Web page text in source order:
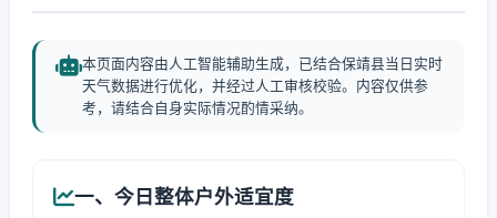
本页面内容由人工智能辅助生成，已结合保靖县当日实时
天气数据进行优化，并经过人工审核校验。内容仅供参
考，请结合自身实际情况酌情采纳。
一、今日整体户外适宜度